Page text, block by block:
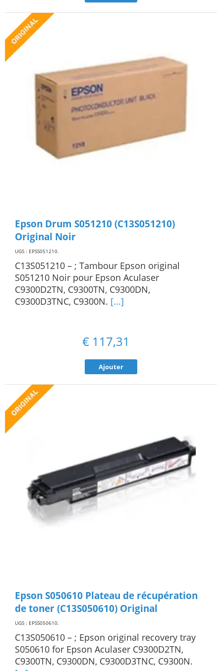
Epson Drum S051210 (C13S051210)
Original Noir
UGS : EPSS051210.
C13S051210 – ; Tambour Epson original
S051210 Noir pour Epson Aculaser
C9300D2TN, C9300TN, C9300DN,
C9300D3TNC, C9300N. [...]
€ 117,31
Ajouter
Epson S050610 Plateau de récupération
de toner (C13S050610) Original
UGS : EPSS050610.
C13S050610 – ; Epson original recovery tray
S050610 for Epson Aculaser C9300D2TN,
C9300TN, C9300DN, C9300D3TNC, C9300N.